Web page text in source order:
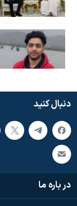
دنبال کنید
در باره ما